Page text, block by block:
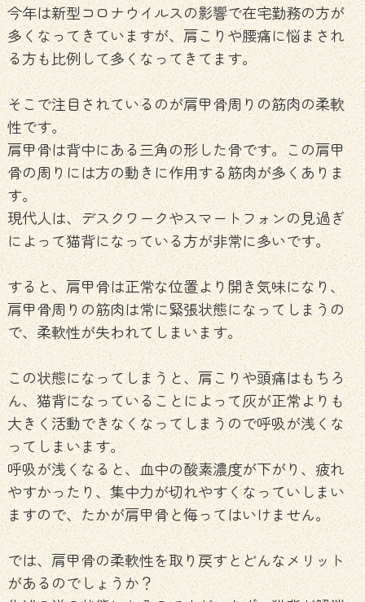
今年は新型コロナウイルスの影響で在宅勤務の方が
多くなってきていますが、肩こりや腰痛に悩まされ
る方も比例して多くなってきてます。
そこで注目されているのが肩甲骨周りの筋肉の柔軟
性です。
肩甲骨は背中にある三角の形した骨です。この肩甲
骨の周りには方の動きに作用する筋肉が多くありま
す。
現代人は、デスクワークやスマートフォンの見過ぎ
によって猫背になっている方が非常に多いです。
すると、肩甲骨は正常な位置より開き気味になり、
肩甲骨周りの筋肉は常に緊張状態になってしまうの
で、柔軟性が失われてしまいます。
この状態になってしまうと、肩こりや頭痛はもちろ
ん、猫背になっていることによって灰が正常よりも
大きく活動できなくなってしまうので呼吸が浅くな
ってしまいます。
呼吸が浅くなると、血中の酸素濃度が下がり、疲れ
やすかったり、集中力が切れやすくなっていしまい
ますので、たかが肩甲骨と侮ってはいけません。
では、肩甲骨の柔軟性を取り戻すとどんなメリット
があるのでしょうか？